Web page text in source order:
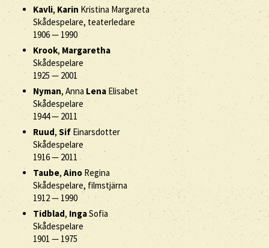
Kavli, Karin Kristina Margareta
Skådespelare, teaterledare
1906— 1990
Krook, Margaretha
Skådespelare
1925— 2001
Nyman, AnnaLenaElisabet
Skådespelare
1944— 2011
Ruud, Sif Einarsdotter
Skådespelare
1916— 2011
Taube,Aino Regina
Skådespelare, filmstjärna
1912— 1990
Tidblad,IngaSofia
Skådespelare
1901 — 1975